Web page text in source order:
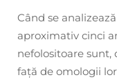
Când se
aproximativ cinci
nefolositoare
față de omologii